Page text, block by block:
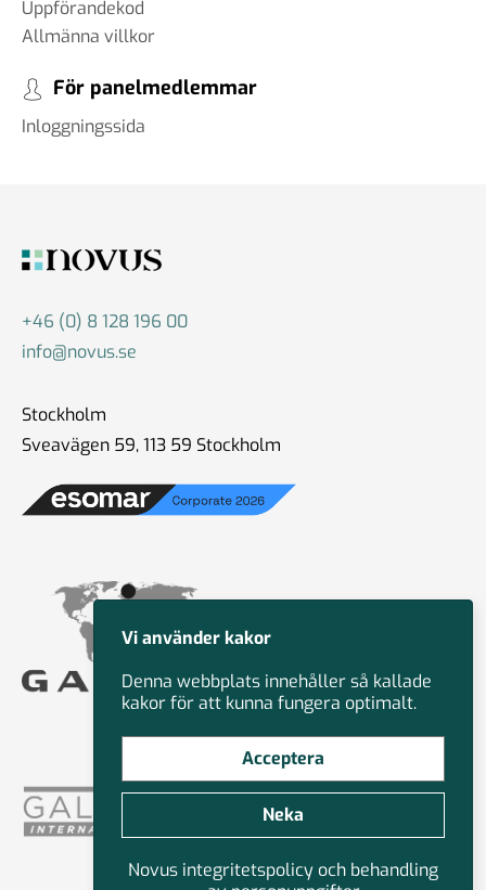
Uppförandekod
Allmänna villkor
För panelmedlemmar
Inloggningssida
+46 (0) 8 128 196 00
info@novus.se
Stockholm
Sveavägen 59, 113 59 Stockholm
Vi använder kakor
Denna webbplats innehåller så kallade
kakor för att kunna fungera optimalt.
Acceptera
Neka
Novus integritetspolicy och behandling